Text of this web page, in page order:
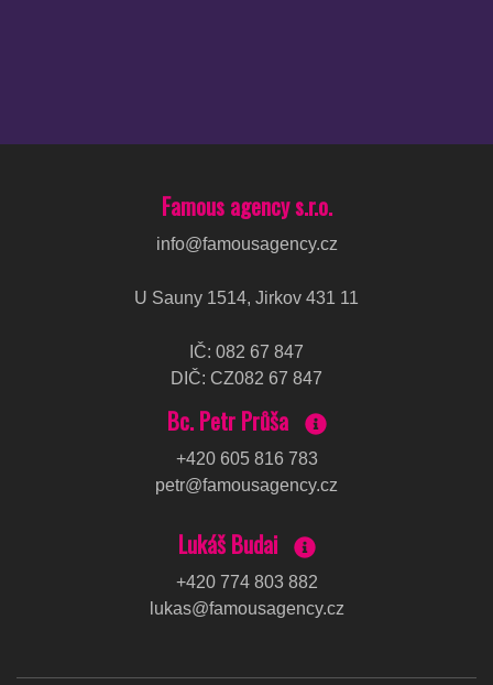
Famous agency s.r.o.
info@famousagency.cz
U Sauny 1514, Jirkov 431 11
IČ: 082 67 847
DIČ: CZ082 67 847
Bc. Petr Průša
+420 605 816 783
petr@famousagency.cz
Lukáš Budai
+420 774 803 882
lukas@famousagency.cz